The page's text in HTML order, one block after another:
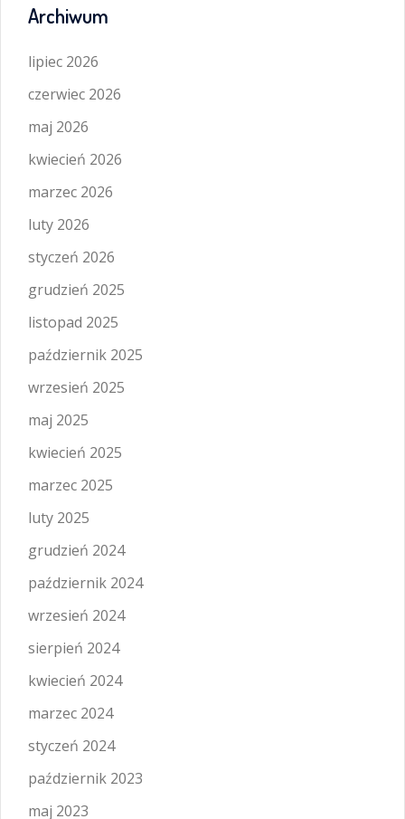
Archiwum
lipiec 2026
czerwiec 2026
maj 2026
kwiecień 2026
marzec 2026
luty 2026
styczeń 2026
grudzień 2025
listopad 2025
październik 2025
wrzesień 2025
maj 2025
kwiecień 2025
marzec 2025
luty 2025
grudzień 2024
październik 2024
wrzesień 2024
sierpień 2024
kwiecień 2024
marzec 2024
styczeń 2024
październik 2023
maj 2023